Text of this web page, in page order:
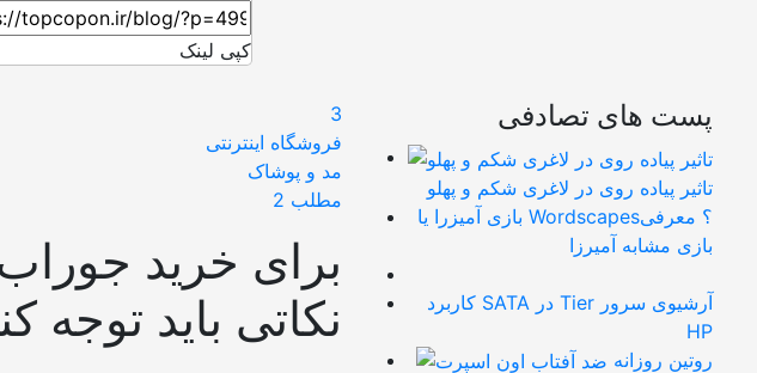
کپی لینک
3
فروشگاه اینترنتی
مد و پوشاک
مطلب 2
برای خرید جوراب
نکاتی باید توجه
پست های تصادفی
تاثیر پیاده روی در لاغری شکم و پهلو
بازی آمیزرا یا Wordscapes؟ معرفی
بازی مشابه آمیرزا
کاربرد SATA در Tier آرشیوی سرور
HP
روتین روزانه